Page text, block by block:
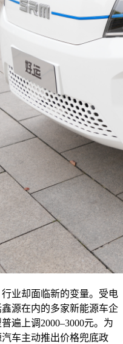
业却面临新的变量。受电
源在内的多家新能源车企
遍上调2000–3000元。为
车主动推出价格兜底政